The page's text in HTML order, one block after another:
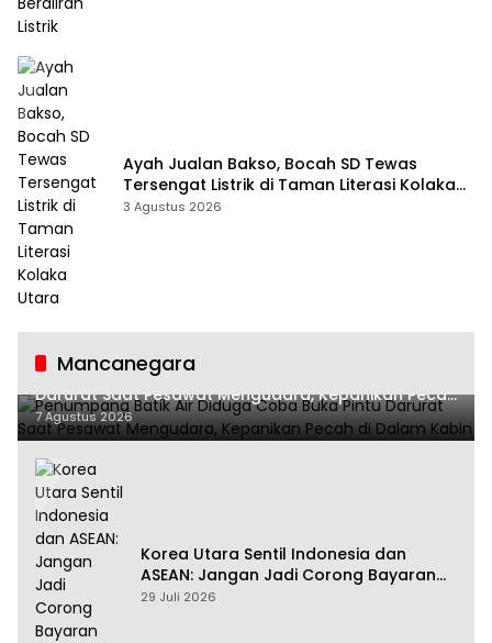
Ayah Jualan Bakso, Bocah SD Tewas
Tersengat Listrik di Taman Literasi Kolaka
Utara
3 Agustus 2026
Mancanegara
Penumpang Batik Air Diduga Coba Buka Pintu
Darurat Saat Pesawat Mengudara, Kepanikan Pecah
di Dalam Kabin
7 Agustus 2026
Korea Utara Sentil Indonesia dan
ASEAN: Jangan Jadi Corong Bayaran
Amerika Serikat
29 Juli 2026